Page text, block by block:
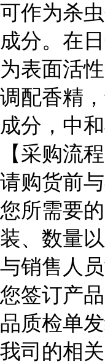
可作为杀
成分。在
为表面活
调配香精
成分，中
【采购流程
请购货前
您所需要
装、数量
与销售人
您签订产
品质检单
我司的相